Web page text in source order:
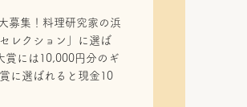
募集！料理研究家の浜
レクション」に選ば
賞には10,000円分のギ
に選ばれると現金10